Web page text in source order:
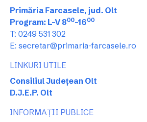
Primăria Farcasele, jud. Olt
Program: L-V 800-1600
T: 0249 531 302
E: secretar@primaria-farcasele.ro
LINKURI UTILE
Consiliul Județean Olt
D.J.E.P. Olt
INFORMAȚII PUBLICE